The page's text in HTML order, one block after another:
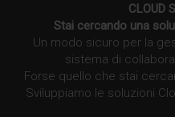
CLOUD
Stai cercando una
Un modo sicuro per la
sistema di
Forse quello che stai
Sviluppiamo le soluzioni